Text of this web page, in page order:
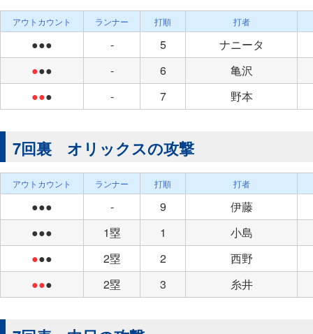
アウトカウント ランナー 打順 打者
●●● - 5
ナニータ
●●● - 6
亀沢
●●● - 7 野本
7回裏 オリックスの攻撃
アウトカウント ランナー 打順 打者
●●● - 9
伊藤
●●●
1塁 1
小島
●●● 2塁 2
西野
●●● 2塁 3 糸井